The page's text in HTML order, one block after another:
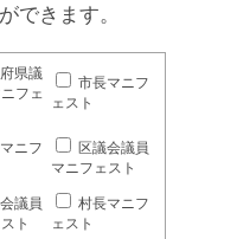
できます。
県議
フェ
市長マニフ
ェスト
ニフ
区議会議員
マニフェスト
議員
ト
村長マニフ
ェスト